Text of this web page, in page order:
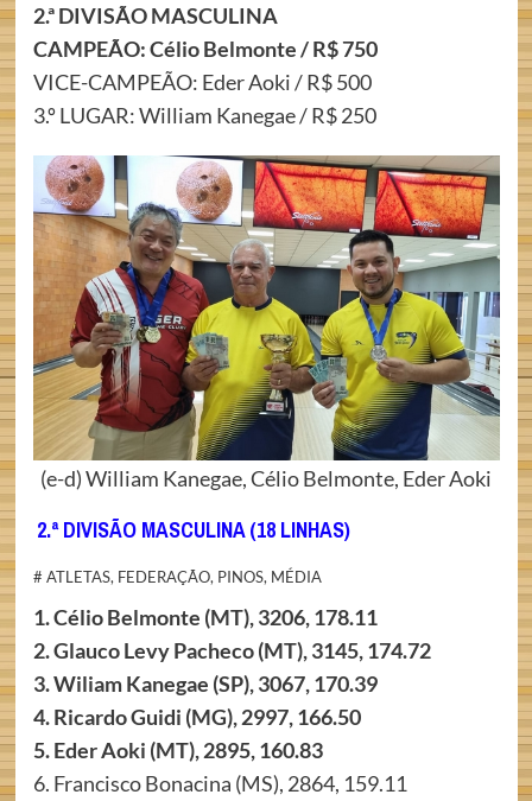
2.ª DIVISÃO MASCULINA
CAMPEÃO: Célio Belmonte / R$ 750
VICE-CAMPEÃO: Eder Aoki / R$ 500
3.º LUGAR: William Kanegae / R$ 250
(e-d) William Kanegae, Célio Belmonte, Eder Aoki
2.ª DIVISÃO MASCULINA (18 LINHAS)
# ATLETAS, FEDERAÇÃO, PINOS, MÉDIA
1. Célio Belmonte (MT), 3206, 178.11
2. Glauco Levy Pacheco (MT), 3145, 174.72
3. Wiliam Kanegae (SP), 3067, 170.39
4. Ricardo Guidi (MG), 2997, 166.50
5. Eder Aoki (MT), 2895, 160.83
6. Francisco Bonacina (MS), 2864, 159.11